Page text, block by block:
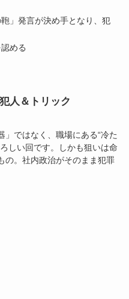
」発言が決め手となり、犯
める
人＆トリック
」ではなく、職場にある“冷た
しい回です。しかも狙いは命
の。社内政治がそのまま犯罪